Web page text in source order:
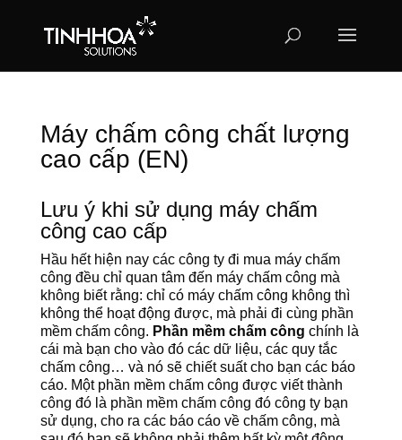
Máy chấm công chất lượng
cao cấp (EN)
Lưu ý khi sử dụng máy chấm
công cao cấp
Hầu hết hiện nay các công ty đi mua máy chấm
công đều chỉ quan tâm đến máy chấm công mà
không biết rằng: chỉ có máy chấm công không thì
không thể hoạt động được, mà phải đi cùng phần
mềm chấm công. Phần mềm chấm công chính là
cái mà bạn cho vào đó các dữ liệu, các quy tắc
chấm công… và nó sẽ chiết suất cho bạn các báo
cáo. Một phần mềm chấm công được viết thành
công đó là phần mềm chấm công đó công ty bạn
sử dụng, cho ra các báo cáo về chấm công, mà